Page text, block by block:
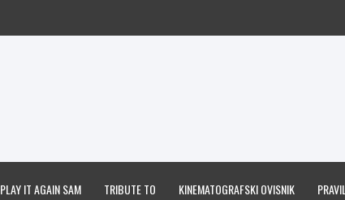
PLAY IT AGAIN SAM TRIBUTE TO KINEMATOGRAFSKI OVISNIK